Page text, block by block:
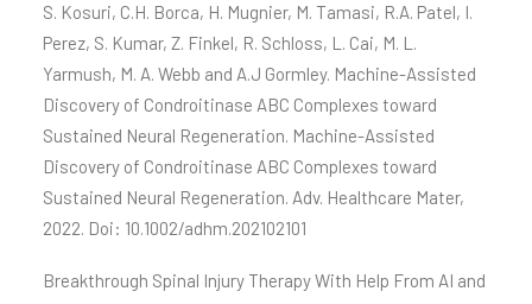
S. Kosuri, C.H. Borca, H. Mugnier, M. Tamasi, R.A. Patel, I.
Perez, S. Kumar, Z. Finkel, R. Schloss, L. Cai, M. L.
Yarmush, M. A. Webb and A.J Gormley. Machine-Assisted
Discovery of Condroitinase ABC Complexes toward
Sustained Neural Regeneration. Machine-Assisted
Discovery of Condroitinase ABC Complexes toward
Sustained Neural Regeneration. Adv. Healthcare Mater,
2022. Doi: 10.1002/adhm.202102101
Breakthrough Spinal Injury Therapy With Help From AI and